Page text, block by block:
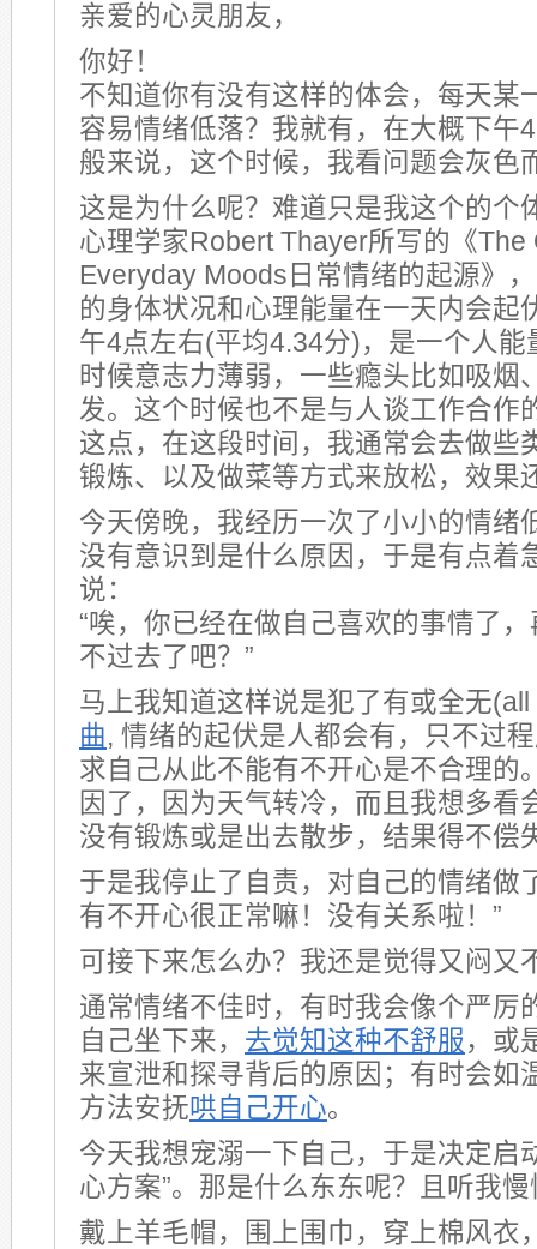
亲爱的心灵朋友，
你好！
不知道你有没有这样的体会，每天某
容易情绪低落？我就有，在大概下午
般来说，这个时候，我看问题会灰色
这是为什么呢？难道只是我这个的个
心理学家Robert Thayer所写的《The
Everyday Moods日常情绪的起源》
的身体状况和心理能量在一天内会起
午4点左右(平均4.34分)，是一个人能
时候意志力薄弱，一些瘾头比如吸烟
发。这个时候也不是与人谈工作合作
这点，在这段时间，我通常会去做些
锻炼、以及做菜等方式来放松，效果
今天傍晚，我经历一次了小小的情绪
没有意识到是什么原因，于是有点着
说：
“唉，你已经在做自己喜欢的事情了
不过去了吧？”
马上我知道这样说是犯了有或全无
曲, 情绪的起伏是人都会有，只不过
求自己从此不能有不开心是不合理的
因了，因为天气转冷，而且我想多看
没有锻炼或是出去散步，结果得不偿
于是我停止了自责，对自己的情绪做
有不开心很正常嘛！没有关系啦！”
可接下来怎么办？我还是觉得又闷又
通常情绪不佳时，有时我会像个严厉
自己坐下来， 去觉知这种不舒服 ，或
来宣泄和探寻背后的原因；有时会如
方法安抚哄自己开心。
今天我想宠溺一下自己，于是决定启
心方案”。那是什么东东呢？且听我
戴上羊毛帽，围上围巾，穿上棉风衣